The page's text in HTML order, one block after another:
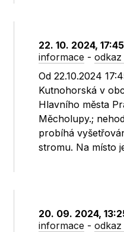
22. 10. 2024,
informace -
Od 22.10.2024
Kutnohorská v
Hlavního města
Měcholupy.;
probíhá
stromu. Na místo
20. 09. 2024,
informace -